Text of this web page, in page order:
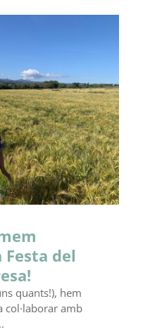
del
quants!), hem
amb